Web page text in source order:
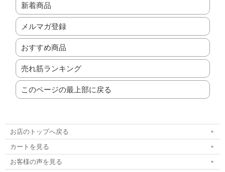
新着商品
メルマガ登録
おすすめ商品
売れ筋ランキング
このページの最上部に戻る
お店のトップへ戻る
カートを見る
お客様の声を見る